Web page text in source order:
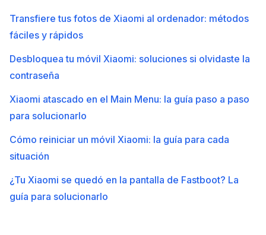
Transfiere tus fotos de Xiaomi al ordenador: métodos
fáciles y rápidos
Desbloquea tu móvil Xiaomi: soluciones si olvidaste la
contraseña
Xiaomi atascado en el Main Menu: la guía paso a paso
para solucionarlo
Cómo reiniciar un móvil Xiaomi: la guía para cada
situación
¿Tu Xiaomi se quedó en la pantalla de Fastboot? La
guía para solucionarlo